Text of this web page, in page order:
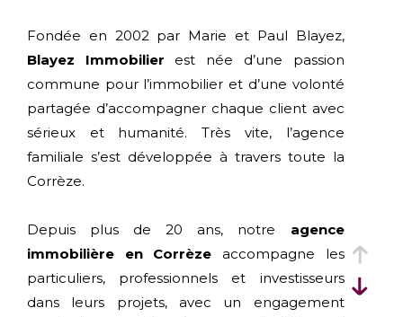
Fondée en 2002 par Marie et Paul Blayez,
Blayez Immobilier est née d’une passion
commune pour l’immobilier et d’une volonté
partagée d’accompagner chaque client avec
sérieux et humanité. Très vite, l’agence
familiale s’est développée à travers toute la
Corrèze.
Depuis plus de 20 ans, notre agence
immobilière en Corrèze accompagne les
particuliers, professionnels et investisseurs
dans leurs projets, avec un engagement